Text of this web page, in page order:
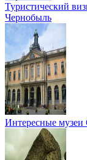
Туристический
Чернобыль
Интересные музеи